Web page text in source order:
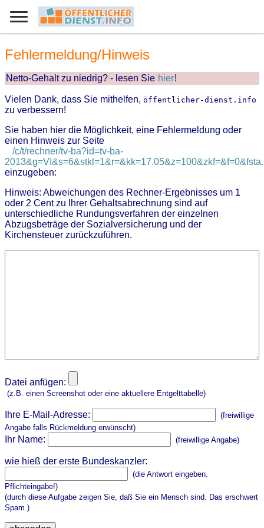
Fehlermeldung/Hinweis
Netto-Gehalt zu niedrig? - lesen Sie hier!
Vielen Dank, dass Sie mithelfen, öffentlicher-dienst.info
zu verbessern!
Sie haben hier die Möglichkeit, eine Fehlermeldung oder
einen Hinweis zur Seite
/c/t/rechner/tv-ba?id=tv-ba-
einzugeben:
Hinweis: Abweichungen des Rechner-Ergebnisses um 1
oder 2 Cent zu Ihrer Gehaltsabrechnung sind auf
unterschiedliche Rundungsverfahren der einzelnen
Abzugsbeträge der Sozialversicherung und der
Kirchensteuer zurückzuführen.
Datei anfügen:
(z.B. einen Screenshot oder eine aktuellere Entgelttabelle)
Ihre E-Mail-Adresse:
(freiwillige
Angabe falls Rückmeldung erwünscht)
Ihr Name: (freiwillige Angabe)
wie hieß der erste Bundeskanzler:
(die Antwort eingeben.
Pflichteingabe!)
(durch diese Aufgabe zeigen Sie, daß Sie ein Mensch sind. Das erschwert
Spam.)